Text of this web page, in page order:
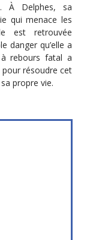
À Delphes, sa
qui menace les
est retrouvée
danger qu’elle a
rebours fatal a
résoudre cet
propre vie.